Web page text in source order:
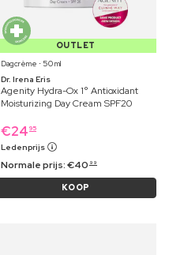
OUTLET
Dagcrème ⋅ 50 ml
Dr. Irena Eris
Agenity Hydra-Ox 1° Antioxidant
Moisturizing Day Cream SPF20
€24 95
Ledenprijs
Normale prijs:€40 99
KOOP